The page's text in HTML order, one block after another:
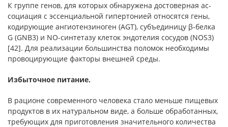
К группе генов, для которых обнаружена достоверная ас­
социация с эссенциальной гипертонией относятся гены,
кодиру­ющие ангиотензиноген (AGT), субъединицу β-белка
G (GNB3) и NO-синтетазу клеток эндотелия сосудов (NOS3)
[42]. Для реали­зации большинства поломок необходимы
провоцирующие факто­ры внешней среды.
Избыточное питание.
В рационе современного человека стало меньше пище­вых
продуктов в их натуральном виде, а больше обработанных,
требующих для приготовления значительного количества